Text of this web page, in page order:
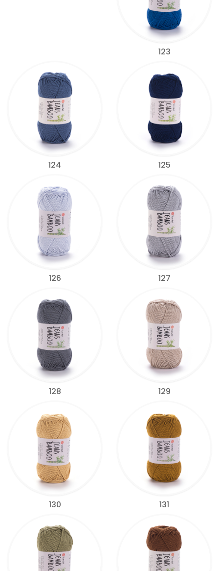
123
124 125
126 127
128 129
130 131